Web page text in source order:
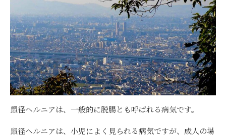
鼠径ヘルニアは、一般的に脱腸とも呼ばれる病気です。
鼠径ヘルニアは、小児によく見られる病気ですが、成人の場